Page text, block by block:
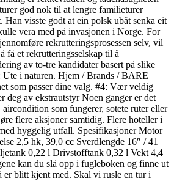
god nok til at lengre familieturer
Han visste godt at ein polsk ubåt senka eit
vera med på invasjonen i Norge. For
rekrutteringsprosessen selv, vil
få et rekrutteringsselskap til å
av to-tre kandidater basert på slike
Ute i naturen. Hjem / Brands / BARE
som passer dine valg. #4: Vær veldig
deg av ekstrautstyr Noen ganger er det
som fungerer, sotete ruter eller
flere aksjoner samtidig. Flere hoteller i
hyggelig utfall. Spesifikasjoner Motor
2,5 hk, 39,0 cc Sverdlengde 16″ / 41
0,22 l Drivstofftank 0,32 l Vekt 4,4
kan du slå opp i fugleboken og finne ut
blitt kjent med. Skal vi rusle en tur i